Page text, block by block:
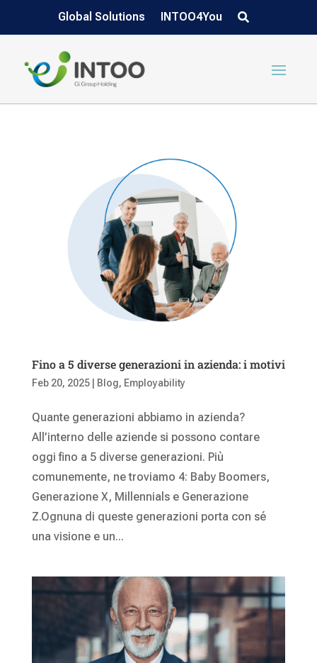
Global Solutions INTOO4You
Fino a 5 diverse generazioni in azienda: i motivi
Feb 20, 2025| Blog, Employability
Quante generazioni abbiamo in azienda?
All’interno delle aziende si possono contare
oggi fino a 5 diverse generazioni. Più
comunemente, ne troviamo 4: Baby Boomers,
Generazione X, Millennials e Generazione
Z.Ognuna di queste generazioni porta con sé
una visione e un...